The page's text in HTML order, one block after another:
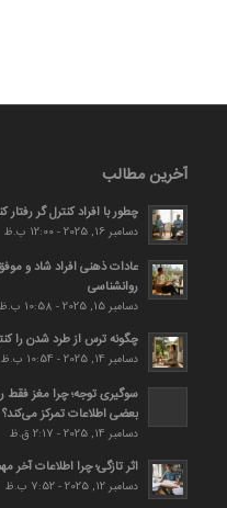
آخرین مطالب
چطور با افراد کنترل گر رفتار
دسامبر 16, 2025 - 12:00 ب.ظ
عادات ذهنی افراد شاد و
روانشناسی
دسامبر 15, 2025 - 10:58 ب.ظ
چگونه ترس از طرد شدن را
دسامبر 14, 2025 - 10:54 ب.ظ
سوگیری توجه؛ چرا مغز فقط
بعضی اطلاعات تمرکز می‌کند؟
دسامبر 14, 2025 - 2:17 ق.ظ
اثر تازگی؛ چرا اطلاعات آخر
دسامبر 12, 2025 - 7:52 ب.ظ